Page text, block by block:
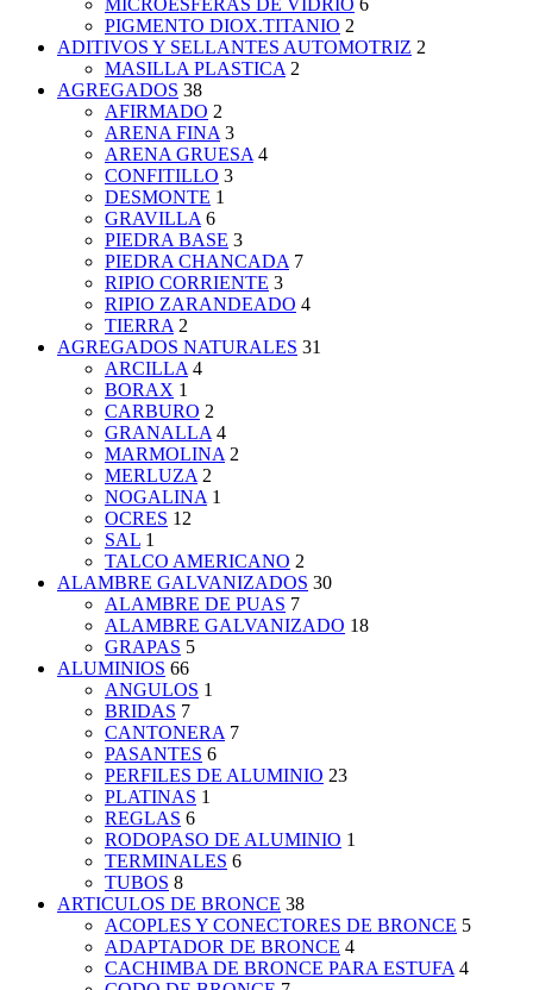
MICROESFERAS DE VIDRIO 6
PIGMENTO DIOX.TITANIO 2
ADITIVOS Y SELLANTES AUTOMOTRIZ 2
MASILLA PLASTICA 2
AGREGADOS 38
AFIRMADO 2
ARENA FINA 3
ARENA GRUESA 4
CONFITILLO 3
DESMONTE 1
GRAVILLA 6
PIEDRA BASE 3
PIEDRA CHANCADA 7
RIPIO CORRIENTE 3
RIPIO ZARANDEADO 4
TIERRA 2
AGREGADOS NATURALES 31
ARCILLA 4
BORAX 1
CARBURO 2
GRANALLA 4
MARMOLINA 2
MERLUZA 2
NOGALINA 1
OCRES 12
SAL 1
TALCO AMERICANO 2
ALAMBRE GALVANIZADOS 30
ALAMBRE DE PUAS 7
ALAMBRE GALVANIZADO 18
GRAPAS 5
ALUMINIOS 66
ANGULOS 1
BRIDAS 7
CANTONERA 7
PASANTES 6
PERFILES DE ALUMINIO 23
PLATINAS 1
REGLAS 6
RODOPASO DE ALUMINIO 1
TERMINALES 6
TUBOS 8
ARTICULOS DE BRONCE 38
ACOPLES Y CONECTORES DE BRONCE 5
ADAPTADOR DE BRONCE 4
CACHIMBA DE BRONCE PARA ESTUFA 4